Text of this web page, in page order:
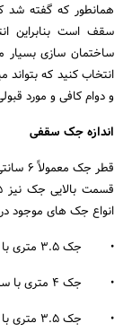
همانطور که گفته شد
سقف است بنابراین
ساختمان سازی بسیار
انتخاب کنید که
و دوام کافی و مورد
اندازه جک سقفی
انواع جک های موجود در
• جک 3.5 متری با سر جدا
• جک 4 متری با سر جدا
• جک 3.5 متری با سر ثابت